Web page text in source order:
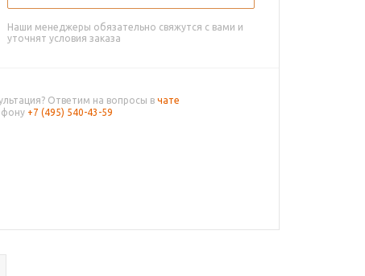
Наши менеджеры обязательно свяжутся с вами и
уточнят условия заказа
Ответим на вопросы в чате
+7 (495) 540-43-59